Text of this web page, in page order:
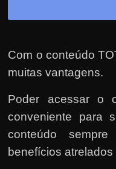
Com o conteúdo
muitas vantagens.
Poder acessar o
conveniente para
conteúdo
benefícios